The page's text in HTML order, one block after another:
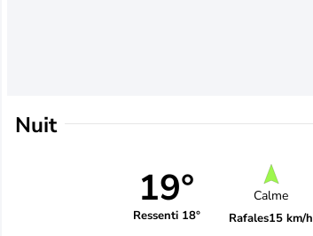
Nuit
19°
Ressenti 18°
Calme
Rafales15 km/h